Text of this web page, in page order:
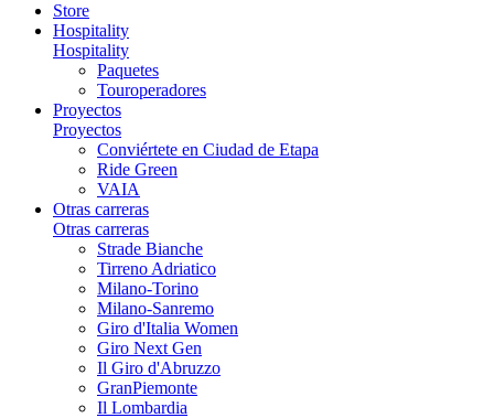
Store
Hospitality
Hospitality
Paquetes
Touroperadores
Proyectos
Proyectos
Conviértete en Ciudad de Etapa
Ride Green
VAIA
Otras carreras
Otras carreras
Strade Bianche
Tirreno Adriatico
Milano-Torino
Milano-Sanremo
Giro d'Italia Women
Giro Next Gen
Il Giro d'Abruzzo
GranPiemonte
Il Lombardia